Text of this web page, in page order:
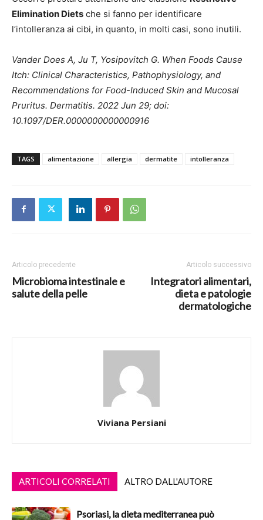
Elimination Diets che si fanno per identificare
l’intolleranza ai cibi, in quanto, in molti casi, sono inutili.
Vander Does A, Ju T, Yosipovitch G. When Foods Cause
Itch: Clinical Characteristics, Pathophysiology, and
Recommendations for Food-Induced Skin and Mucosal
Pruritus. Dermatitis. 2022 Jun 29; doi:
10.1097/DER.0000000000000916
TAGS alimentazione allergia dermatite intolleranza
Articolo precedente
Microbioma intestinale e
salute della pelle
Articolo successivo
Integratori alimentari,
dieta e patologie
dermatologiche
Viviana Persiani
ARTICOLI CORRELATI ALTRO DALL'AUTORE
Psoriasi, la dieta mediterranea può